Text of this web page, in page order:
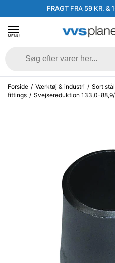
FRAGT FRA 59 KR. &
MENU
Forside / Værktøj & industri / Sort stål
fittings / Svejsereduktion 133,0-